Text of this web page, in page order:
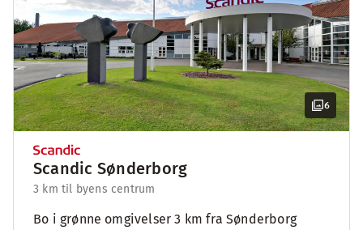
6
Scandic Sønderborg
3 km til byens centrum
Bo i grønne omgivelser 3 km fra Sønderborg